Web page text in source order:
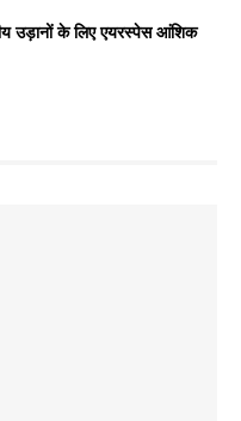
उड़ानों के लिए एयरस्पेस आंशिक